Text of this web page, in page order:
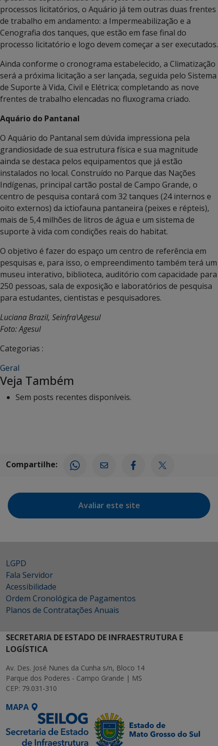
processos licitatórios, o Aquário já tem outras duas frentes
de trabalho em andamento: a Impermeabilização e a
Cenografia dos tanques, que estão em fase final do
processo licitatório e logo devem começar a ser executados.
Ainda conforme o cronograma estabelecido, a Climatização
será a próxima licitação a ser lançada, seguida pelo Sistema
de Suporte à Vida, Civil e Elétrica; completando as nove
frentes de trabalho elencadas no fluxograma criado.
Aquário do Pantanal
O Aquário do Pantanal sem dúvida impressiona pela
grandiosidade de sua estrutura física e sua magnitude
ainda se destaca pelos equipamentos que já estão
instalados no local. Construído no Parque das Nações
Indígenas, principal cartão postal de Campo Grande, o
centro de pesquisa contará com 32 tanques (24 internos e
oito externos) da ictiofauna pantaneira (peixes e répteis),
mais de 5,4 milhões de litros de água e um sistema de
suporte à vida com condições reais do habitat.
O objetivo é fazer do espaço um centro de referência em
pesquisas e, para isso, o empreendimento também terá um
museu interativo, biblioteca, auditório com capacidade para
250 pessoas, sala de exposição e laboratórios de pesquisa
para estudantes, cientistas e pesquisadores.
Luciana Brazil, Seinfra\Agesul
Foto: Agesul
Categorias :
Geral
Veja Também
Sem posts recentes disponíveis.
Compartilhe:
Avaliar este site
LGPD
Fala Servidor
Acessibilidade
Ordem Cronológica de Pagamentos
Planos de Contratações Anuais
SECRETARIA DE ESTADO DE INFRAESTRUTURA E
LOGÍSTICA
Av. Des. José Nunes da Cunha s/n, Bloco 14
Parque dos Poderes - Campo Grande | MS
CEP: 79.031-310
MAPA